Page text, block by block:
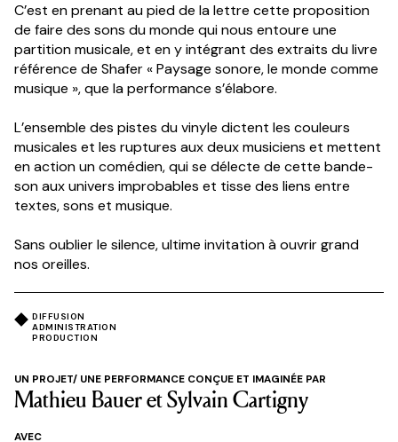
C’est en prenant au pied de la lettre cette proposition
de faire des sons du monde qui nous entoure une
partition musicale, et en y intégrant des extraits du livre
référence de Shafer « Paysage sonore, le monde comme
musique », que la performance s’élabore.
L’ensemble des pistes du vinyle dictent les couleurs
musicales et les ruptures aux deux musiciens et mettent
en action un comédien, qui se délecte de cette bande-
son aux univers improbables et tisse des liens entre
textes, sons et musique.
Sans oublier le silence, ultime invitation à ouvrir grand
nos oreilles.
DIFFUSION
ADMINISTRATION
PRODUCTION
UN PROJET/ UNE PERFORMANCE CONÇUE ET IMAGINÉE PAR
Mathieu Bauer et Sylvain Cartigny
AVEC